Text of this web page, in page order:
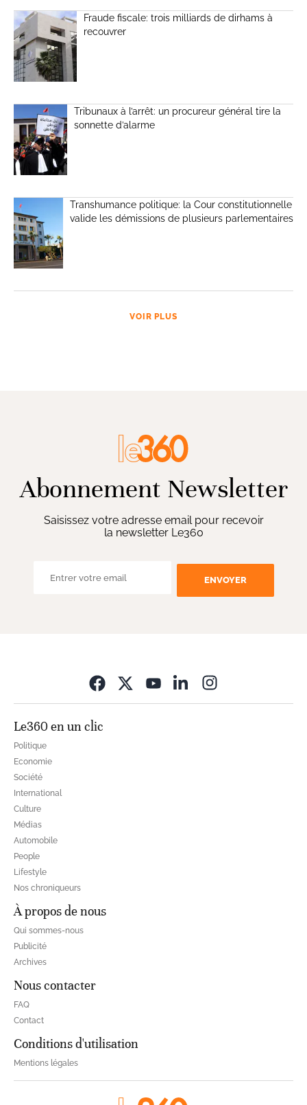
Fraude fiscale: trois milliards de dirhams à
recouvrer
Tribunaux à l’arrêt: un procureur général tire la
sonnette d’alarme
Transhumance politique: la Cour constitutionnelle
valide les démissions de plusieurs parlementaires
VOIR PLUS
Abonnement Newsletter
Saisissez votre adresse email pour recevoir
la newsletter Le360
ENVOYER
Le360 en un clic
Politique
Economie
Société
International
Culture
Médias
Automobile
People
Lifestyle
Nos chroniqueurs
À propos de nous
Qui sommes-nous
Publicité
Archives
Nous contacter
FAQ
Contact
Conditions d'utilisation
Mentions légales